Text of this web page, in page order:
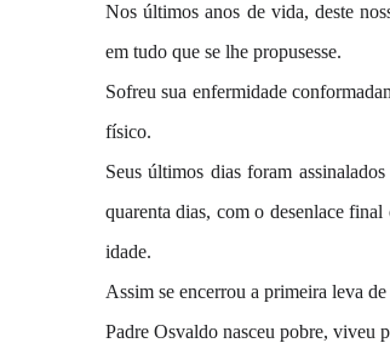
Nos últimos anos de vida, deste
em tudo que se lhe propusesse.
Sofreu sua enfermidade
físico.
Seus últimos dias foram
quarenta dias, com o desenlace
idade.
Assim se encerrou a primeira leva
Padre Osvaldo nasceu pobre, viveu